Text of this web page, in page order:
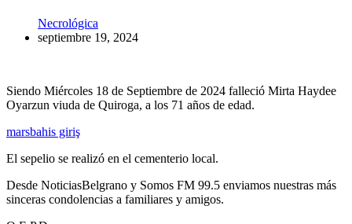
Necrológica
septiembre 19, 2024
Siendo Miércoles 18 de Septiembre de 2024 falleció Mirta Haydee
Oyarzun viuda de Quiroga, a los 71 años de edad.
marsbahis giriş
El sepelio se realizó en el cementerio local.
Desde NoticiasBelgrano y Somos FM 99.5 enviamos nuestras más
sinceras condolencias a familiares y amigos.